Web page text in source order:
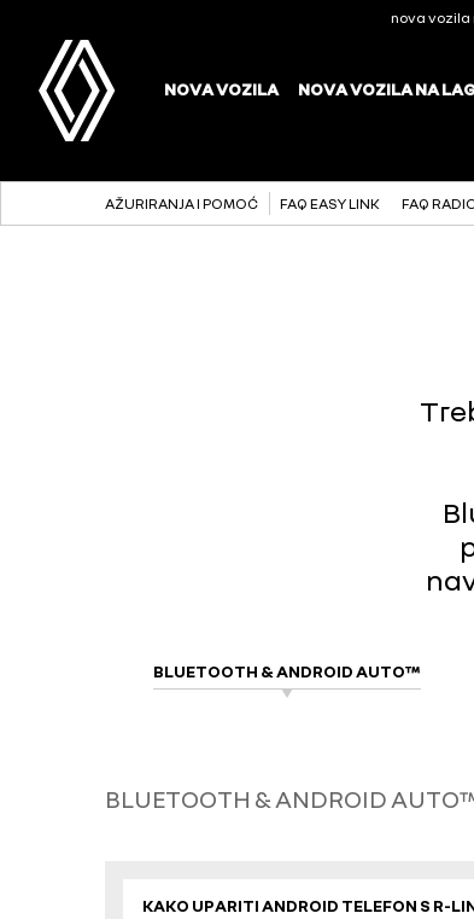
AŽURIRANJA I POMOĆ FAQ EASY LINK FAQ
BLUETOOTH & ANDROID AUTO™
BLUETOOTH & ANDROID
KAKO UPARITI ANDROID TELEFON S R-